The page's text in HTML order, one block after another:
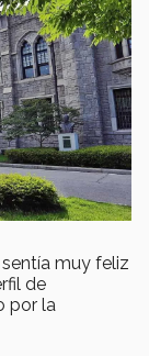
muy feliz
de
por la